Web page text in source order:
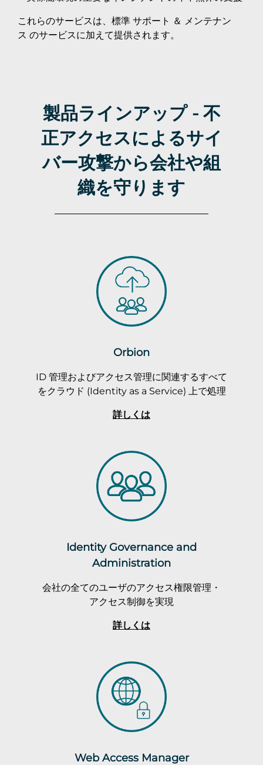
これらのサービスは、標準 サポート ＆ メンテナン
ス のサービスに加えて提供されます。
製品ラインアップ - 不
正アクセスによるサイ
バー攻撃から会社や組
織を守ります
Orbion
ID 管理およびアクセス管理に関連するすべて
をクラウド (Identity as a Service) 上で処理
詳しくは
Identity Governance and
Administration
会社の全てのユーザのアクセス権限管理・
アクセス制御を実現
詳しくは
Web Access Manager